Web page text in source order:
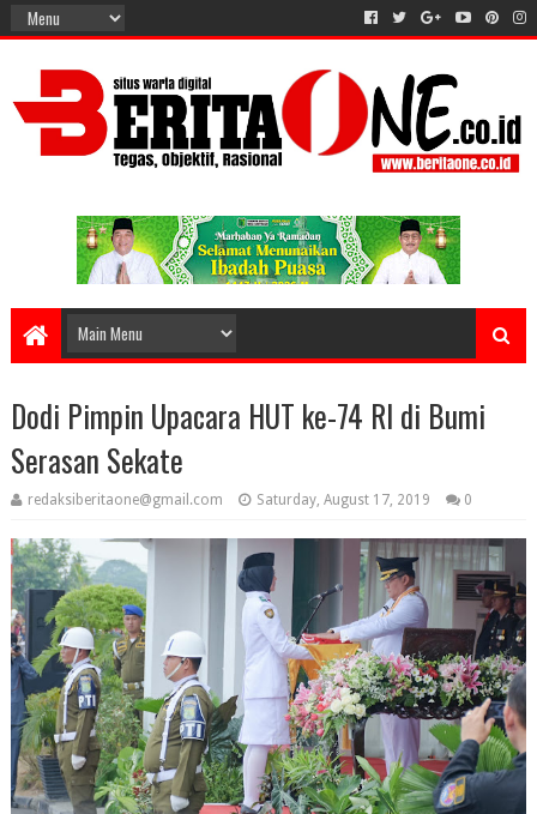
Dodi Pimpin Upacara HUT ke-74 RI di Bumi
Serasan Sekate
redaksiberitaone@gmail.com Saturday, August 17, 2019 0